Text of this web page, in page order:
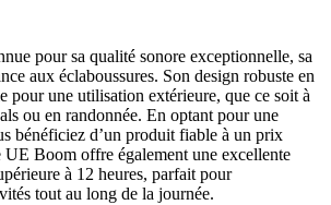
pour sa qualité sonore exceptionnelle, sa
aux éclaboussures. Son design robuste en
pour une utilisation extérieure, que ce soit à
ou en randonnée. En optant pour une
bénéficiez d’un produit fiable à un prix
UE Boom offre également une excellente
à 12 heures, parfait pour
tout au long de la journée.